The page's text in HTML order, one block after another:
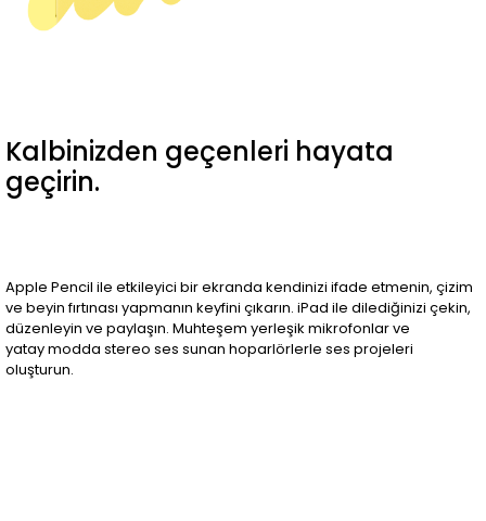
Kalbinizden geçenleri hayata
geçirin.
Apple Pencil ile etkileyici bir ekranda kendinizi ifade etmenin, çizim
ve beyin fırtınası yapmanın keyfini çıkarın. iPad ile dilediğinizi çekin,
düzenleyin ve paylaşın. Muhteşem yerleşik mikrofonlar ve
yatay modda stereo ses sunan hoparlörlerle ses projeleri
oluşturun.